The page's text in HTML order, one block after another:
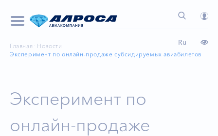
Ru
Главная
Новости
Эксперимент по онлайн-продаже субсидируемых авиабилетов
Эксперимент по
онлайн-продаже